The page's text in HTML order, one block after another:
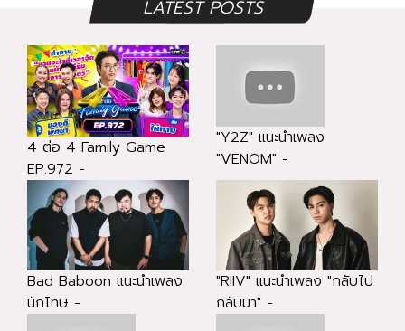
LATEST POSTS
4 ต่อ 4 Family Game
EP.972 -
"Y2Z" แนะนำเพลง
"VENOM" -
Bad Baboon แนะนำเพลง
นักโทษ -
"RIIV" แนะนำเพลง "กลับไป
กลับมา" -